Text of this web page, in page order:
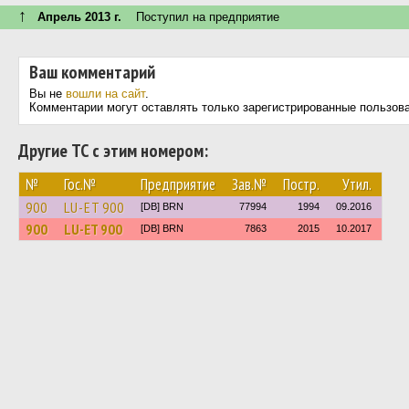
↑ Апрель 2013 г. Поступил на предприятие
Ваш комментарий
Вы не вошли на сайт.
Комментарии могут оставлять только зарегистрированные
Другие ТС с этим номером:
№ Гос.№ Предприятие Зав.№ Постр. Утил.
900 LU-ET 900 [DB] BRN 77994 1994 09.2016
900 LU-ET 900 [DB] BRN 7863 2015 10.2017